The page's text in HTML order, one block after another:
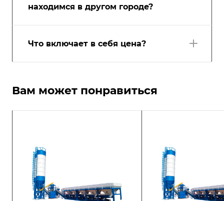
находимся в другом городе?
Что включает в себя цена?
Вам может понравиться